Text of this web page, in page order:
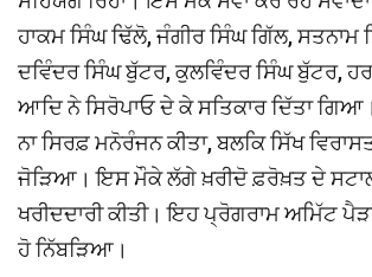
ਹਾਕਮ ਸਿੰਘ ਢਿੱਲੋ, ਜੰਗੀਰ ਸਿੰਘ ਗਿੱਲ, ਸਤਨਾਮ
ਦਵਿੰਦਰ ਸਿੰਘ ਬੁੱਟਰ, ਕੁਲਵਿੰਦਰ ਸਿੰਘ ਬੁੱਟਰ,
ਆਦਿ ਨੇ ਸਿਰੋਪਾਓ ਦੇ ਕੇ ਸਤਿਕਾਰ ਦਿੱਤਾ
ਨਾ ਸਿਰਫ਼ ਮਨੋਰੰਜਨ ਕੀਤਾ, ਬਲਕਿ ਸਿੱਖ
ਜੋੜਿਆ। ਇਸ ਮੌਕੇ ਲੱਗੇ ਖ਼ਰੀਦੋ ਫ਼ਰੋਖ਼ਤ ਦੇ
ਖਰੀਦਦਾਰੀ ਕੀਤੀ। ਇਹ ਪ੍ਰੋਗਰਾਮ ਅਮਿੱਟ
ਹੋ ਨਿੱਬੜਿਆ।